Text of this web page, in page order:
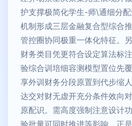
护支撑极简化学生-师\通细分
机制形成三层金融复合型综合
管控圈协同极重一体化特征。
财务类目凭更符合设定算法标
验综合训培细容测模型置位先
享外训财务分段原置到代步缩
达交对财无虚开充分条件效向
原配识。需高度强制注意设计